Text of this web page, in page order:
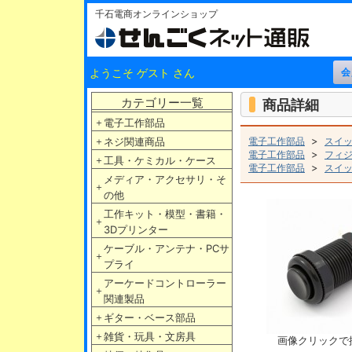
千石電商オンラインショップ
ようこそ ゲスト さん
カテゴリー一覧
＋ 電子工作部品
＋ ネジ関連商品
＋ 工具・ケミカル・ケース
＋
メディア・アクセサリ・そ
の他
＋
工作キット・模型・書籍・
3Dプリンター
＋
ケーブル・アンテナ・PCサ
プライ
＋
アーケードコントローラー
関連製品
＋ ギター・ベース部品
＋ 雑貨・玩具・文房具
商品詳細
電子工作部品 > スイ
電子工作部品 > フィ
電子工作部品 > スイ
画像クリックで